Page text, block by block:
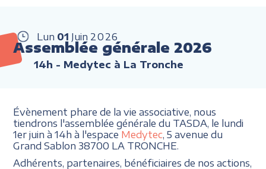
Lun 01 Juin 2026
Assemblée générale 2026
14h - Medytec à La Tronche
Évènement phare de la vie associative, nous
tiendrons l'assemblée générale du TASDA, le lundi
1er juin à 14h à l'espace Medytec , 5 avenue du
Grand Sablon 38700 LA TRONCHE.
Adhérents, partenaires, bénéficiaires de nos actions,